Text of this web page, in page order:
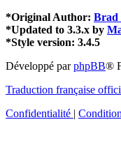
*Original Author: Brad
*Updated to 3.3.x by
*Style version: 3.4.5
Développé parphpBB®
Traduction française
Confidentialité |